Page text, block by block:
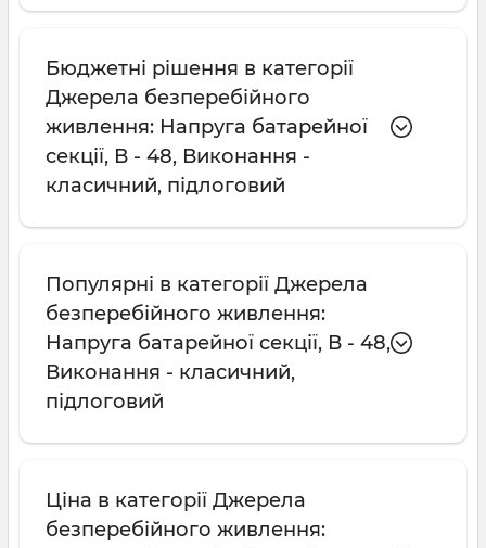
Бюджетні рішення в категорії
Джерела безперебійного
живлення: Напруга батарейної
секції, В - 48, Виконання -
класичний, підлоговий
Популярні в категорії Джерела
безперебійного живлення:
Напруга батарейної секції, В - 48,
Виконання - класичний,
підлоговий
Ціна в категорії Джерела
безперебійного живлення: